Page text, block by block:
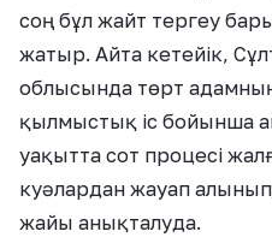
соң бұл жайт тергеу
жатыр. Айта кетейік,
облысында төрт
қылмыстық іс бойынша
уақытта сот процесі
куәлардан жауап
жайы анықталуда.